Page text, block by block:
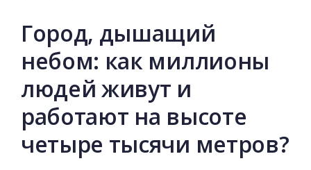
Город, дышащий
небом: как миллионы
людей живут и
работают на высоте
четыре тысячи метров?